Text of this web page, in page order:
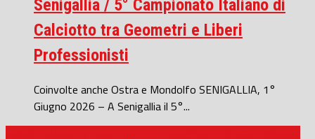
Senigallia / 5° Campionato Italiano di
Calciotto tra Geometri e Liberi
Professionisti
Coinvolte anche Ostra e Mondolfo SENIGALLIA, 1°
Giugno 2026 – A Senigallia il 5°...